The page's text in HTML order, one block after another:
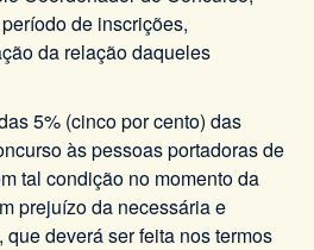
de inscrições,
da relação daqueles
5% (cinco por cento) das
às pessoas portadoras de
tal condição no momento da
prejuízo da necessária e
deverá ser feita nos termos